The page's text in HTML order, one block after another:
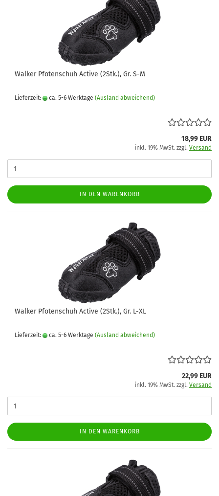
Walker Pfotenschuh Active (2Stk.), Gr. S-M
Lieferzeit: ca. 5-6 Werktage (Ausland abweichend)
18,99 EUR
inkl. 19% MwSt. zzgl. Versand
IN DEN WARENKORB
Walker Pfotenschuh Active (2Stk.), Gr. L-XL
Lieferzeit: ca. 5-6 Werktage (Ausland abweichend)
22,99 EUR
inkl. 19% MwSt. zzgl. Versand
IN DEN WARENKORB